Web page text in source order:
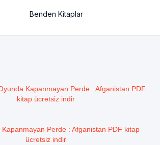
Benden Kitaplar
Kapanmayan Perde : Afganistan PDF
kitap ücretsiz indir
Perde : Afganistan PDF kitap
ücretsiz indir